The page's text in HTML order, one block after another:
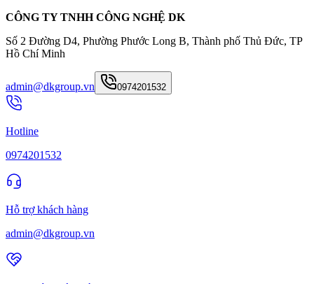
CÔNG TY TNHH CÔNG NGHỆ DK
Số 2 Đường D4, Phường Phước Long B, Thành phố Thủ Đức, TP
Hồ Chí Minh
admin@dkgroup.vn 0974201532
Hotline
0974201532
Hỗ trợ khách hàng
admin@dkgroup.vn